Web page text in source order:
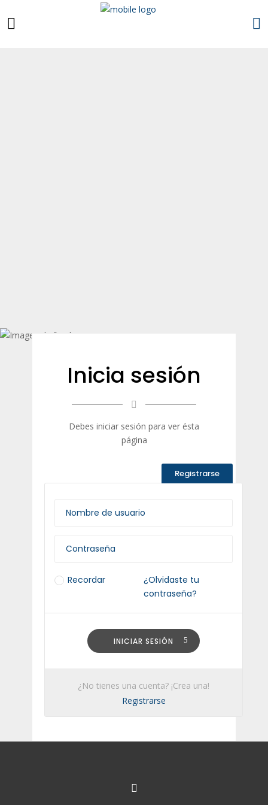
Inicia sesión
Debes iniciar sesión para ver ésta
página
Registrarse
Recordar
¿Olvidaste tu
contraseña?
INICIAR SESIÓN
¿No tienes una cuenta? ¡Crea una!
Registrarse